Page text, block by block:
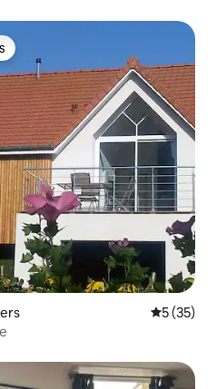
plus appréciés
5 (35)